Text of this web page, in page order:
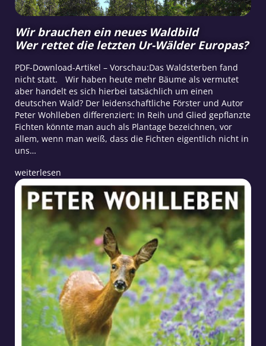
Wir brauchen ein neues Waldbild
Wer rettet die letzten Ur-Wälder Europas?
PDF-Download-Artikel – Vorschau:Das Waldsterben fand
nicht statt. Wir haben heute mehr Bäume als vermutet
aber handelt es sich hierbei tatsächlich um einen
deutschen Wald? Der leidenschaftliche Förster und Autor
Peter Wohlleben differenziert: In Reih und Glied gepflanzte
Fichten könnte man auch als Plantage bezeichnen, vor
allem, wenn man weiß, dass die Fichten eigentlich nicht in
uns…
weiterlesen